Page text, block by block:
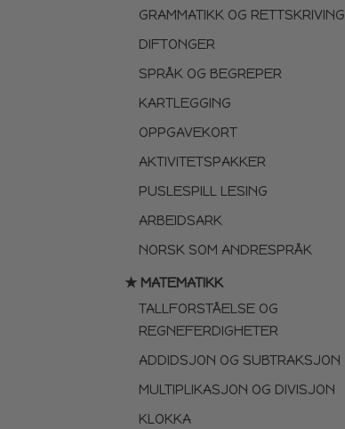
GRAMMATIKK OG RETTSKRIVING
DIFTONGER
SPRÅK OG BEGREPER
KARTLEGGING
OPPGAVEKORT
AKTIVITETSPAKKER
PUSLESPILL LESING
ARBEIDSARK
NORSK SOM ANDRESPRÅK
★ MATEMATIKK
TALLFORSTÅELSE OG
REGNEFERDIGHETER
ADDIDSJON OG SUBTRAKSJON
MULTIPLIKASJON OG DIVISJON
KLOKKA